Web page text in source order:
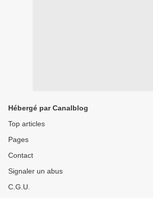
Hébergé par Canalblog
Top articles
Pages
Contact
Signaler un abus
C.G.U.